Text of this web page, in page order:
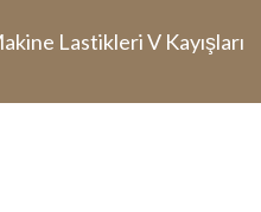
Lastikleri V Kayışları